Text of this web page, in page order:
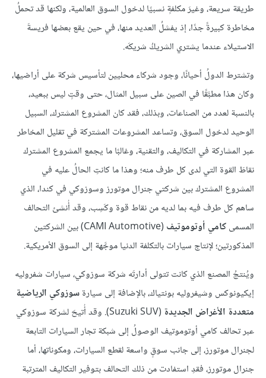
طريقة سريعة، وغيرَ مكلفةٍ نسبيًا لدخول السوق العالمية، ولكنها قد تحملُ
مخاطرة كبيرةً جدًا، إذ يفشلُ العديد منها، في حين يقع بعضها فريسةَ
الاستيلاء عندما يشتري الشريكُ شريكَه.
وتشترط الدولُ أحيانًا، وجود شركاء محليين لتأسيس شركة على أراضيها،
وكان هذا مطبَّقًا في الصين على سبيل المثال، حتى وقتٍ ليس ببعيد،
بالنسبة لعدد من الصناعات، وبذلك، فقد كان المشروع المشترك، السبيل
الوحيد لدخول السوق، وتساعد المشروعات المشتركة في تقليل المخاطر
عبر المشاركة في التكاليف، والتقنية، وغالبًا ما يجمع المشروع المشترك
نقاطَ القوة التي لدى كل طرف منه؛ وهذا ما كانتِ الحالُ عليه في
المشروع المشترك بين شركتي جنرال موتورز وسوزوكي في كندا، الذي
ساهم كل طرف فيه بما لديه من نقاط قوة وكَسِب، وقد أُنشئ التحالف
المسمىكامي أوتوموتيف
(CAMI Automotive) بين الشركتين
المذكورتين؛ لإنتاج سيارات بالتكلفة الدنيا موجَّهة إلى السوق الأمريكية.
ويُنتجُ المصنع الذي كانت تتولى أدارتَه شركة سوزوكي، سيارات شفروليه
إيكيونوكس وشيفروليه بونتياك، بالإضافة إلى سيارةسوزوكي الرياضية
متعددة الأغراض الجديدة
(Suzuki SUV). وقد أُتيحَ لشركة سوزوكي
عبر تحالف كامي أوتوموتيف الوصولُ إلى شبكة تجار السيارات التابعة
لجنرال موتورز، إلى جانب سوقٍ واسعة لقطع السيارات، ومكوناتها، أما
جنرال موتورز، فقدِ استفادت من ذلك التحالف بتوفير التكاليف المترتبة